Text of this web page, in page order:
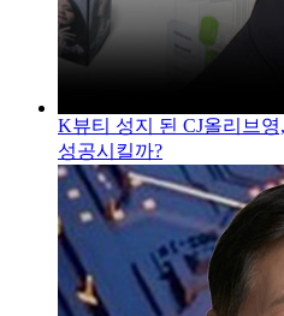
K뷰티 성지 된 CJ올리브
성공시킬까?